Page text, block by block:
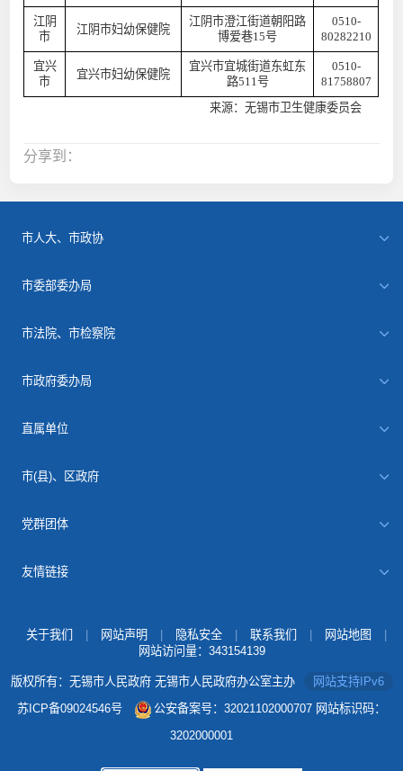
江阴
市
江阴市妇幼保健院
江阴市澄江街道朝阳路
博爱巷15号
0510-
80282210
宜兴
市
宜兴市妇幼保健院
宜兴市宜城街道东虹东
路511号
0510-
81758807
来源：无锡市卫生健康委员会
分享到：
市人大、市政协
市委部委办局
市法院、市检察院
市政府委办局
直属单位
市(县)、区政府
党群团体
友情链接
关于我们 网站声明 隐私安全 联系我们 网站地图
网站访问量： 343154139
版权所有：无锡市人民政府 无锡市人民政府办公室主办
网站支持IPv6
苏ICP备09024546号
公安备案号：32021102000707 网站标识码：
3202000001